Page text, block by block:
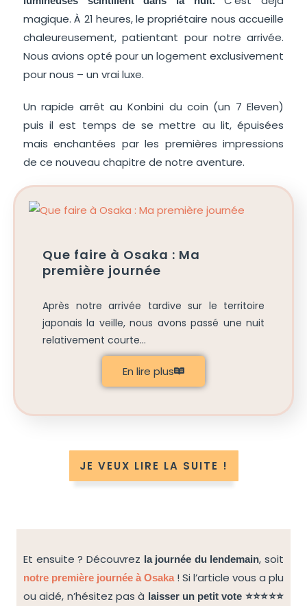
magique. À 21 heures, le propriétaire nous accueille
chaleureusement, patientant pour notre arrivée.
Nous avions opté pour un logement exclusivement
pour nous – un vrai luxe.
Un rapide arrêt au Konbini du coin (un 7 Eleven)
puis il est temps de se mettre au lit, épuisées
mais enchantées par les premières impressions
de ce nouveau chapitre de notre aventure.
Que faire à Osaka : Ma
première journée
Après notre arrivée tardive sur le territoire
japonais la veille, nous avons passé une nuit
relativement courte...
En lire plus
JE VEUX LIRE LA SUITE !
Et ensuite ? Découvrez la journée du lendemain, soit
notre première journée à Osaka! Si l’article vous a plu
ou aidé, n’hésitez pas à laisser un petit vote ⭐⭐⭐⭐⭐